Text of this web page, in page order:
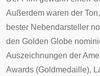
Außerdem waren der
bester Nebendarsteller
den Golden Globe
Auszeichnungen der
Awards (Goldmedaille),